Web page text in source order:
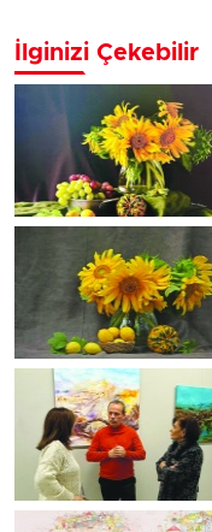
İlginizi Çekebilir